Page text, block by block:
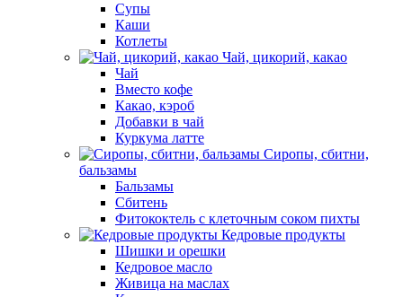
Супы
Каши
Котлеты
Чай, цикорий, какао
Чай
Вместо кофе
Какао, кэроб
Добавки в чай
Куркума латте
Сиропы, сбитни,
бальзамы
Бальзамы
Сбитень
Фитококтель с клеточным соком пихты
Кедровые продукты
Шишки и орешки
Кедровое масло
Живица на маслах